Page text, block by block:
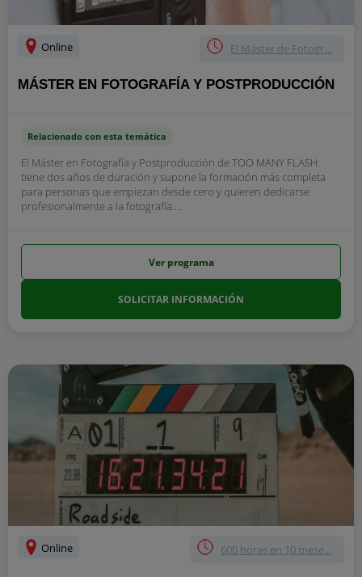
Online El Máster de Fotogr...
MÁSTER EN FOTOGRAFÍA Y POSTPRODUCCIÓN
Relacionado con esta temática
El Máster en Fotografía y Postproducción de TOO MANY FLASH
tiene dos años de duración y supone la formación más completa
para personas que empiezan desde cero y quieren dedicarse
profesionalmente a la fotografía....
Ver programa
SOLICITAR INFORMACIÓN
Online 600 horas en 10 mese...